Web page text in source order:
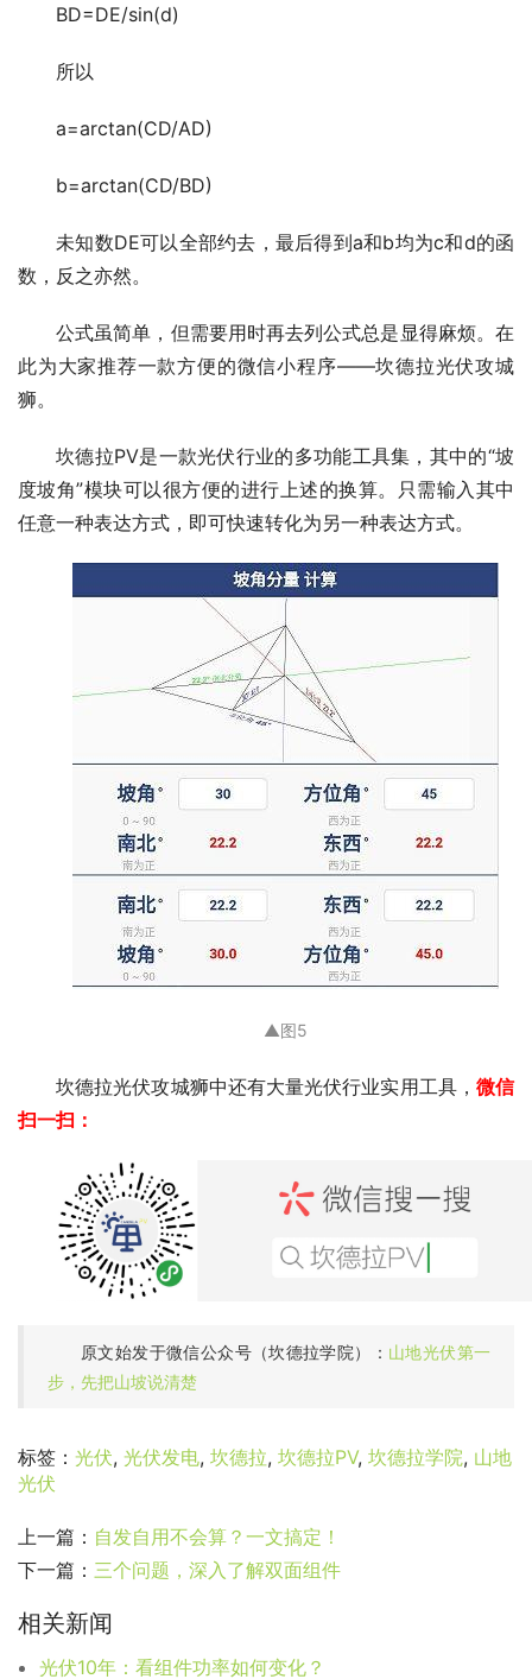
BD=DE/sin(d)
所以
a=arctan(CD/AD)
b=arctan(CD/BD)
未知数DE可以全部约去，最后得到a和b均为c和d的函
数，反之亦然。
公式虽简单，但需要用时再去列公式总是显得麻烦。在
此为大家推荐一款方便的微信小程序——坎德拉光伏攻城
狮。
坎德拉PV是一款光伏行业的多功能工具集，其中的“坡
度坡角”模块可以很方便的进行上述的换算。只需输入其中
任意一种表达方式，即可快速转化为另一种表达方式。
▲图5
坎德拉光伏攻城狮中还有大量光伏行业实用工具， 微信
扫一扫：
原文始发于微信公众号（坎德拉学院）： 山地光伏第一
步，先把山坡说清楚
标签： 光伏, 光伏发电, 坎德拉, 坎德拉PV, 坎德拉学院, 山地
光伏
上一篇： 自发自用不会算？一文搞定！
下一篇： 三个问题，深入了解双面组件
相关新闻
光伏10年：看组件功率如何变化？